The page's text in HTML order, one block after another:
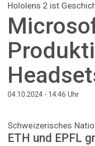
Hololens 2 ist
04.10.2024 - 14:46 Uhr
Schweizerisches
ETH und EPFL